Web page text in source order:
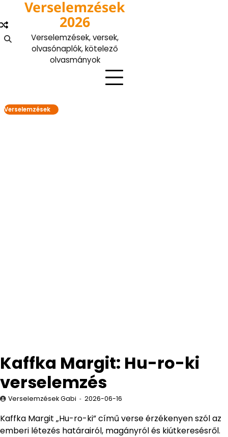
content
Verselemzések
2026
Verselemzések, versek,
olvasónaplók, kötelező
olvasmányok
Verselemzések
Kaffka Margit: Hu-ro-ki
verselemzés
Verselemzések Gabi 2026-06-16
Kaffka Margit „Hu-ro-ki” című verse érzékenyen szól az
emberi létezés határairól, magányról és kiútkeresésről.